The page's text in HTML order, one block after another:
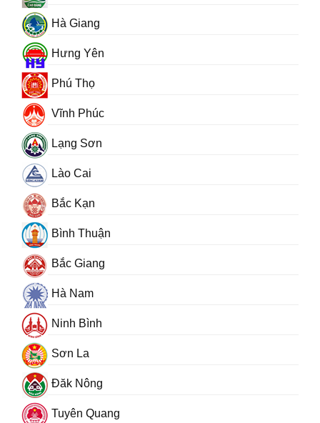
Hà Giang
Hưng Yên
Phú Thọ
Vĩnh Phúc
Lạng Sơn
Lào Cai
Bắc Kạn
Bình Thuận
Bắc Giang
Hà Nam
Ninh Bình
Sơn La
Đăk Nông
Tuyên Quang